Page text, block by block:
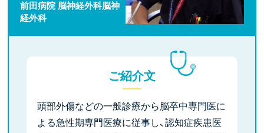
前田病院 脳神経外科脳神
経外科
ご紹介文
頭部外傷などの一般診療から脳卒中専門医に
よる急性期専門医療に従事し、認知症疾患医